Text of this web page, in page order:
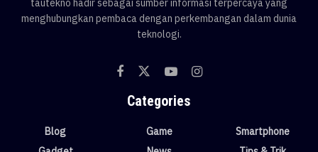
tautekno hadir sebagai sumber informasi terpercaya yang
menghubungkan pembaca dengan perkembangan dalam dunia
teknologi.
Categories
Blog
Game
Smartphone